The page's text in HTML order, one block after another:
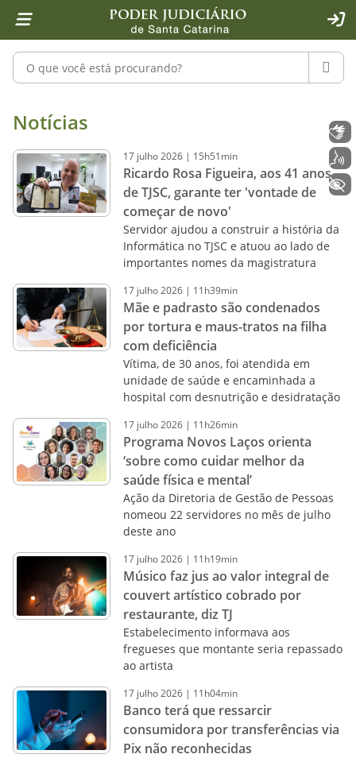
1 Ir para o conteúdo
2 Ir para a ferramenta de acessibilidade - Rybená
4 Ir para o menu principal
5 Ir para a pesquisa
6 Ir para o rodapé
7 Ir para a página inicial
Pesquisar no portal
Notícias - Imprensa - Poder
Notícias
17 julho2026 | 15h51min
Ricardo Rosa Figueira, aos 41 anos
de TJSC, garante ter 'vontade de
começar de novo'
Servidor ajudou a construir a história da
Informática no TJSC e atuou ao lado de
importantes nomes da magistratura
17 julho2026 | 11h39min
Mãe e padrasto são condenados
por tortura e maus-tratos na filha
com deficiência
Vítima, de 30 anos, foi atendida em
unidade de saúde e encaminhada a
hospital com desnutrição e desidratação
17 julho2026 | 11h26min
Programa Novos Laços orienta
‘sobre como cuidar melhor da
saúde física e mental’
Ação da Diretoria de Gestão de Pessoas
nomeou 22 servidores no mês de julho
deste ano
17 julho2026 | 11h19min
Músico faz jus ao valor integral de
couvert artístico cobrado por
restaurante, diz TJ
Estabelecimento informava aos
fregueses que montante seria repassado
ao artista
17 julho2026 | 11h04min
Banco terá que ressarcir
consumidora por transferências via
Pix não reconhecidas
+ Acessibilidade